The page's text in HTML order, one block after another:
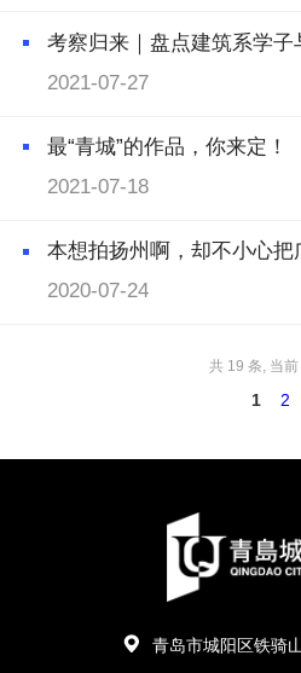
考察归来｜盘点建筑系学子
2021-07-27
最“青城”的作品，你来定！
2021-07-18
本想拍扬州啊，却不小心把
2020-07-24
共 19 条, 当
1 2
青岛市城阳区铁骑